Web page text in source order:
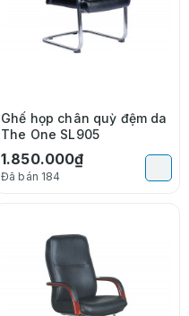
Ghế họp chân quỳ đệm da
The One SL905
1.850.000₫
Đã bán 184